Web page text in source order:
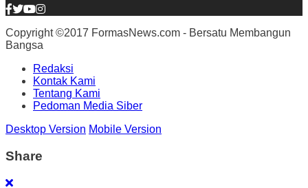
Copyright ©2017 FormasNews.com - Bersatu Membangun
Bangsa
Redaksi
Kontak Kami
Tentang Kami
Pedoman Media Siber
Desktop Version Mobile Version
Share